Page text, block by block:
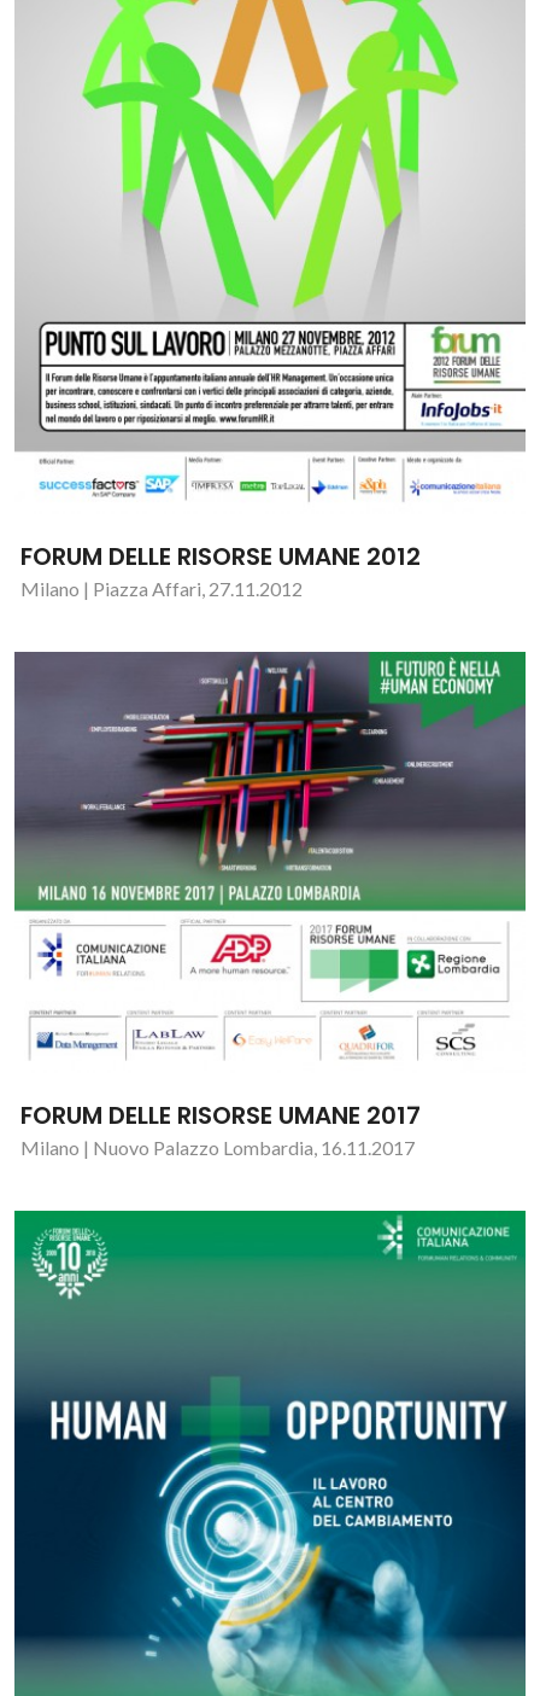
FORUM DELLE RISORSE UMANE 2012
Milano | Piazza Affari, 27.11.2012
FORUM DELLE RISORSE UMANE 2017
Milano | Nuovo Palazzo Lombardia, 16.11.2017